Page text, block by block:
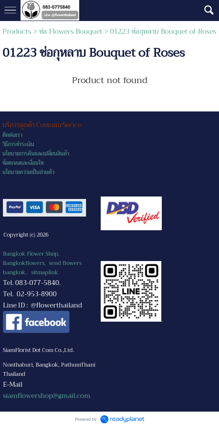
Products >ช่อ Flowers Bouquet> 01223 ช่อกุหลาบ Bouquet of Roses
01223 ช่อกุหลาบ Bouquet of Roses
Product not found
บริการลูกค้า CustomrSerice
ติดต่อเรา
วิธีการชำระเงิน
นโยบายการคืนและเปลี่ยนสินค้า
ข้อตกลงและเงื่อนไข
นโยบายความเป็นส่วนตัว
Copyright (c) 2026
Bangkok Flower Shop,
Bangkokflowers, send flowers
bangkok, sitmaplink
Tel. 083-077-5840.
Tel. 02-953-8900
Line ID : @flowerthailand
.
SiamFlorist Dot Com Co.,Ltd.
Nonthaburi, Bangkok, PathumThani
Thailand
E-Mail
siamflowershop@gmail.com